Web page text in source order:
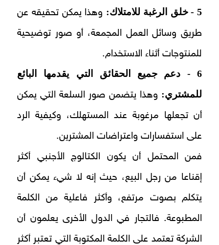
5 - خلق الرغبة للامتلاك:
وهذا يمكن تحقيقه عن
طريق وسائل العمل المجمعة، أو صور توضيحية
للمنتوجات أثناء الاستخدام.
6 - دعم جميع الحقائق التي يقدمها البائع
للمشتري: وهذا يتضمن صور السلعة التي يمكن
أن تجعلها مرغوبة عند المستهلك، وكيفية الرد
على استفسارات واعتراضات المشترين.
فمن المحتمل أن يكون الكتالوج الأجنبي أكثر
إقناعا من رجل البيع، حيث إنه لا شيء يمكن أن
يتكلم بصوت مرتفع، وأكثر فاعلية من الكلمة
المطبوعة. فالتجار في الدول الأخرى يعلمون أن
الشركة تعتمد على الكلمة المكتوبة التي تعتبر أكثر